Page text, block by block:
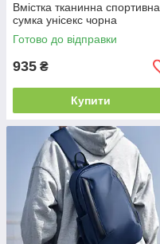
Вмістка тканинна спортивна
сумка унісекс чорна
Готово до відправки
935 ₴
Купити